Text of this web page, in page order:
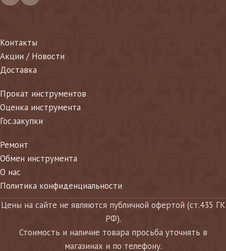
Контакты
Акции / Новости
Доставка
Прокат инструментов
Оценка инструмента
Гос.закупки
Ремонт
Обмен инструмента
О нас
Политика конфиденциальности
Цены на сайте не являются публичной офертой (ст.435 ГК
РФ).
Стоимость и наличие товара просьба уточнять в
магазинах и по телефону.